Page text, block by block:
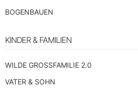
BOGENBAUEN
KINDER & FAMILIEN
WILDE GROSSFAMILIE 2.0
VATER & SOHN